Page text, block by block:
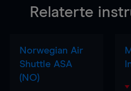
Relaterte
Norwegian Air
Shuttle ASA
(NO)